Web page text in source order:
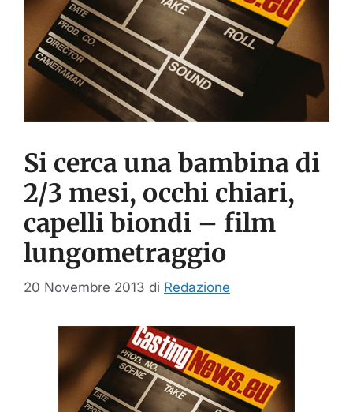
Si cerca una bambina di
2/3 mesi, occhi chiari,
capelli biondi – film
lungometraggio
20 Novembre 2013 di Redazione